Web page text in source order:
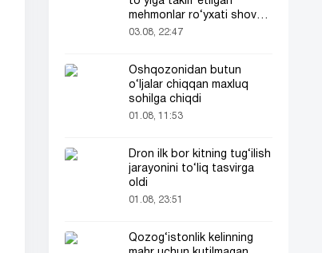
mehmonlar ro‘yxati shov-
shuvda
03.08, 22:47
Oshqozonidan butun
o‘ljalar chiqqan maxluq
sohilga chiqdi
01.08, 11:53
Dron ilk bor kitning tug‘ilish
jarayonini to‘liq tasvirga
oldi
01.08, 23:51
Qozog‘istonlik kelinning